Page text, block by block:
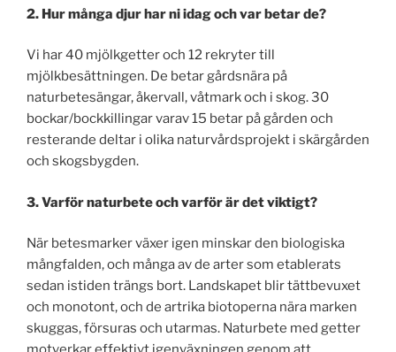
2. Hur många djur har ni idag och var betar de?
Vi har 40 mjölkgetter och 12 rekryter till
mjölkbesättningen. De betar gårdsnära på
naturbetesängar, åkervall, våtmark och i skog. 30
bockar/bockkillingar varav 15 betar på gården och
resterande deltar i olika naturvårdsprojekt i skärgården
och skogsbygden.
3. Varför naturbete och varför är det viktigt?
När betesmarker växer igen minskar den biologiska
mångfalden, och många av de arter som etablerats
sedan istiden trängs bort. Landskapet blir tättbevuxet
och monotont, och de artrika biotoperna nära marken
skuggas, försuras och utarmas. Naturbete med getter